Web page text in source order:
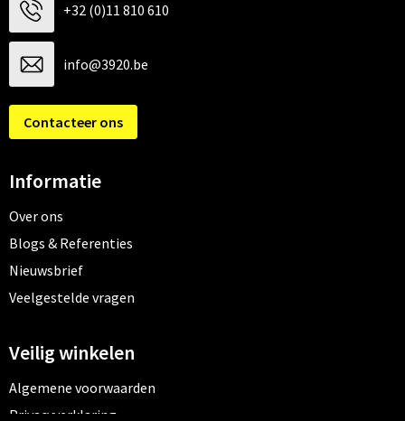
+32 (0)11 810 610
info@3920.be
Contacteer ons
Informatie
Over ons
Blogs & Referenties
Nieuwsbrief
Veelgestelde vragen
Veilig winkelen
Algemene voorwaarden
Privacyverklaring